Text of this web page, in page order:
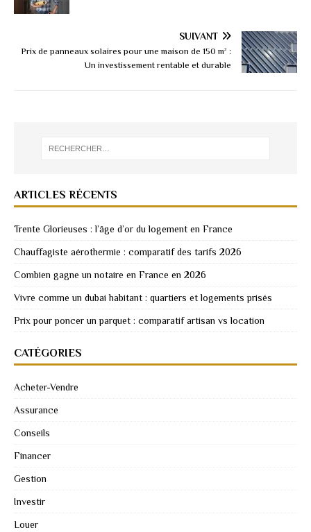
SUIVANT
Prix de panneaux solaires pour une maison de 150 m² :
Un investissement rentable et durable
ARTICLES RÉCENTS
Trente Glorieuses : l’âge d’or du logement en France
Chauffagiste aérothermie : comparatif des tarifs 2026
Combien gagne un notaire en France en 2026
Vivre comme un dubai habitant : quartiers et logements prisés
Prix pour poncer un parquet : comparatif artisan vs location
CATÉGORIES
Acheter-Vendre
Assurance
Conseils
Financer
Gestion
Investir
Louer